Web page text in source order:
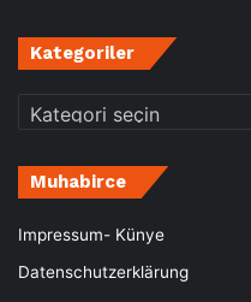
Kategoriler
Kategoriler
Muhabirce
Impressum- Künye
Datenschutzerklärung